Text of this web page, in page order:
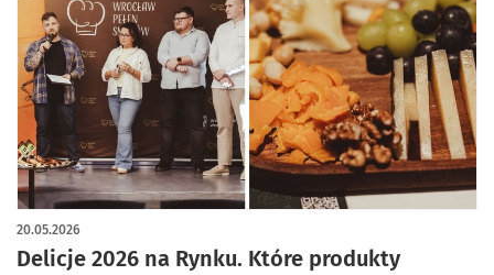
Delicje 2026 na Rynku. Które produkty
20.05.2026
artykuł z galerią zdjęć